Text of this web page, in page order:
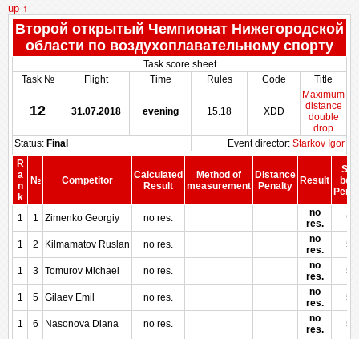
up ↑
Второй открытый Чемпионат Нижегородской
области по воздухоплавательному спорту
Task score sheet
Task №
Flight Time Rules Code Title
12 31.07.2018 evening 15.18 XDD
Maximum
distance
double
drop
Status: Final Event director: Starkov Igor
R
a
n
k
№ Competitor
Calculated
Result
Method of
measurement
Distance
Penalty
Result
1 1 Zimenko Georgiy no res.
no
res.
1 2 Kilmamatov Ruslan no res.
no
res.
1 3 Tomurov Michael no res.
no
res.
1 5 Gilaev Emil no res.
no
res.
1 6 Nasonova Diana no res.
no
res.